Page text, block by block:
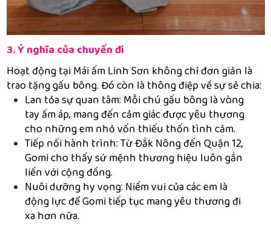
3. Ý nghĩa của chuyến đi
Hoạt động tại Mái ấm Linh Sơn không chỉ đơn giản là
trao tặng gấu bông. Đó còn là thông điệp về sự sẻ chia:
Lan tỏa sự quan tâm: Mỗi chú gấu bông là vòng
tay ấm áp, mang đến cảm giác được yêu thương
cho những em nhỏ vốn thiếu thốn tình cảm.
Tiếp nối hành trình: Từ Đắk Nông đến Quận 12,
Gomi cho thấy sứ mệnh thương hiệu luôn gắn
liền với cộng đồng.
Nuôi dưỡng hy vọng: Niềm vui của các em là
động lực để Gomi tiếp tục mang yêu thương đi
xa hơn nữa.